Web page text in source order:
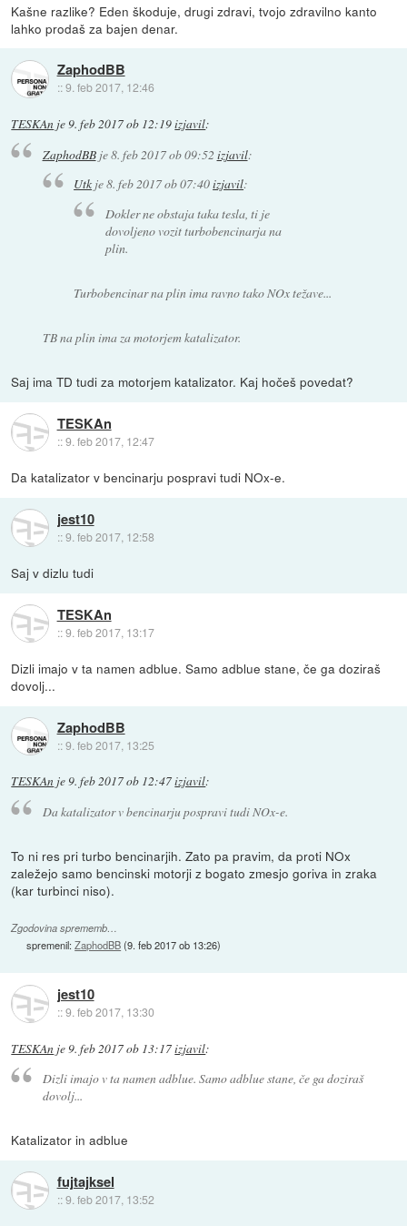
Kašne razlike? Eden škoduje, drugi zdravi, tvojo zdravilno kanto
lahko prodaš za bajen denar.
ZaphodBB
::9. feb 2017, 12:46
TESKAn je9. feb 2017 ob 12:19izjavil:
ZaphodBBje8. feb 2017 ob 09:52 izjavil:
Utk je8. feb 2017 ob 07:40izjavil:
Dokler ne obstaja taka tesla, ti je
dovoljeno vozit turbobencinarja na
plin.
Turbobencinar na plin ima ravno tako NOx težave...
TB na plin ima za motorjem katalizator.
Saj ima TD tudi za motorjem katalizator. Kaj hočeš povedat?
TESKAn
::9. feb 2017, 12:47
Da katalizator v bencinarju pospravi tudi NOx-e.
jest10
::9. feb 2017, 12:58
Saj v dizlu tudi
TESKAn
::9. feb 2017, 13:17
Dizli imajo v ta namen adblue. Samo adblue stane, če ga doziraš
dovolj...
ZaphodBB
::9. feb 2017, 13:25
TESKAn je9. feb 2017 ob 12:47izjavil:
Da katalizator v bencinarju pospravi tudi NOx-e.
To ni res pri turbo bencinarjih. Zato pa pravim, da proti NOx
zaležejo samo bencinski motorji z bogato zmesjo goriva in zraka
(kar turbinci niso).
Zgodovina sprememb…
spremenil:ZaphodBB(9. feb 2017 ob 13:26)
jest10
::9. feb 2017, 13:30
TESKAn je9. feb 2017 ob 13:17izjavil:
Dizli imajo v ta namen adblue. Samo adblue stane, če ga doziraš
dovolj...
Katalizator in adblue
fujtajksel
::9. feb 2017, 13:52